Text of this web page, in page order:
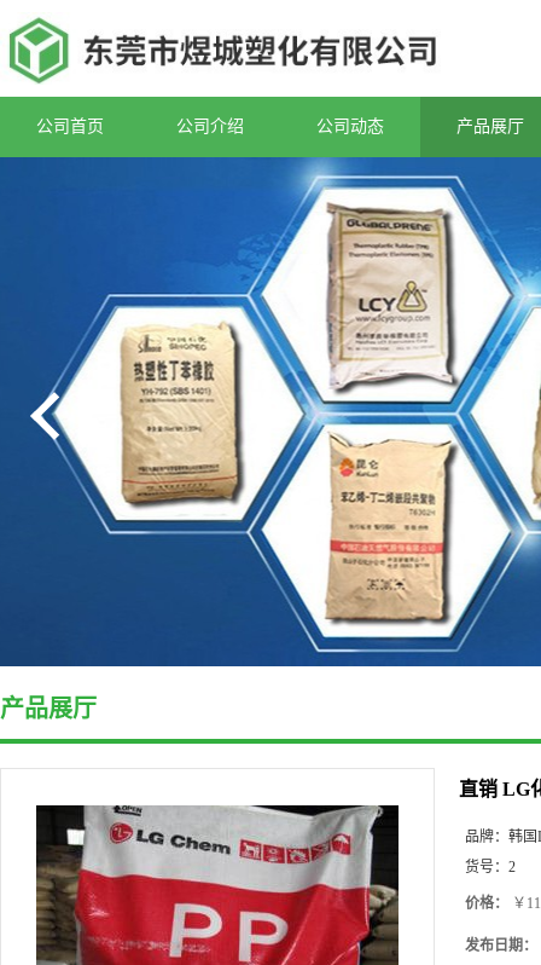
公司首页 公司介绍 公司动态 产品展厅
产品展厅
直销 LG
品牌： 韩国
货号： 2
价格： ￥
发布日期：